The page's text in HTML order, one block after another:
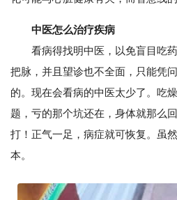
中医怎么治疗疾病
看病得找明中医，以免盲目吃药
把脉，并且望诊也不全面，只能凭
的。现在会看病的中医太少了。吃
题，亏的那个坑还在，身体就那么
打！正气一足，病症就可恢复。虽
本。